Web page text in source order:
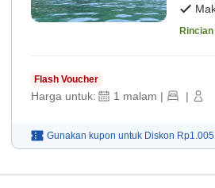
Flash Voucher
Harga untuk: 1 malam | |
Gunakan kupon untuk Diskon